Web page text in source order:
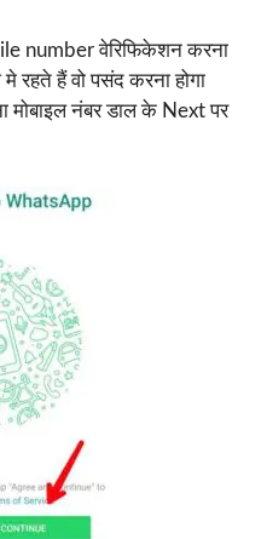
number वेरिफिकेशन करना
हैं वो पसंद करना होगा
नंबर डाल के Next पर